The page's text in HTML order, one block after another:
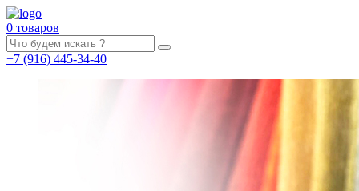
0 товаров
+7 (916) 445-34-40